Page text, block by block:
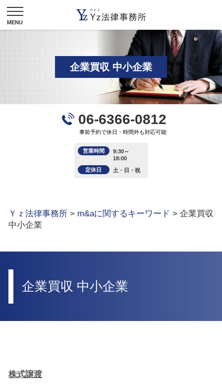
企業買収 中小企業
06-6366-0812
事前予約で休日・時間外も対応可能
営業時間
9:30～
18:00
定休日
土・日・祝
Ｙｚ法律事務所 > m&aに関するキーワード > 企業買収
中小企業
企業買収 中小企業
株式譲渡